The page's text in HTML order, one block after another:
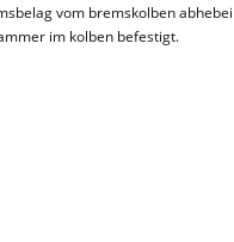
vom bremskolben
im kolben befestigt.